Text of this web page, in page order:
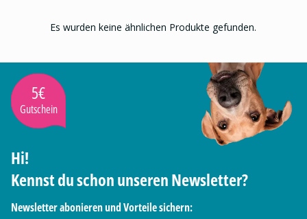
Es wurden keine ähnlichen Produkte gefunden.
5€
Gutschein
Hi!
Kennst du schon unseren Newsletter?
Newsletter abonieren und Vorteile sichern: